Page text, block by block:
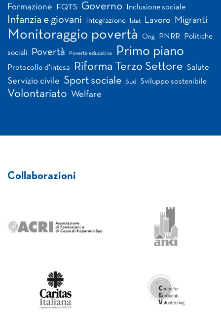
Formazione FQTS Governo Inclusione sociale
Infanzia e giovani Integrazione Istat Lavoro Migranti
Monitoraggio povertà Ong PNRR Politiche
sociali Povertà Povertà educativa Primo piano
Protocollo d'intesa Riforma Terzo Settore Salute
Servizio civile Sport sociale Sud Sviluppo sostenibile
Volontariato Welfare
Collaborazioni